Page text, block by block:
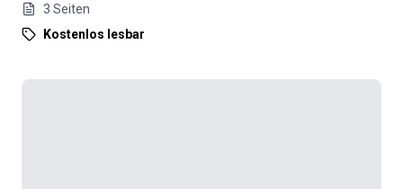
3 Seiten
Kostenlos lesbar